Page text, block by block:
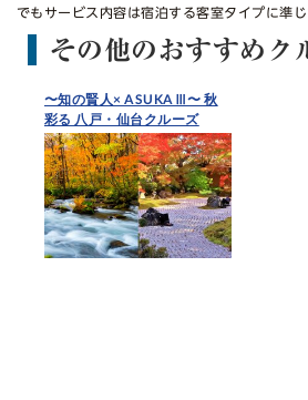
でもサービス内容は宿泊する客室タイプに準じ
その他のおすすめク
〜知の賢人× ASUKAⅢ〜 秋
彩る 八戸・仙台クルーズ